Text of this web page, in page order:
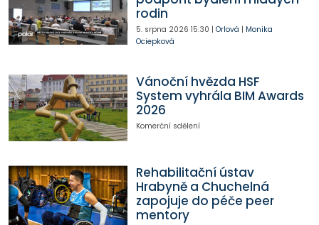
rodin
5. srpna 2026 15:30 | Orlová | Monika
Ociepková
Vánoční hvězda HSF
System vyhrála BIM Awards
2026
Komerční sdělení
Rehabilitační ústav
Hrabyně a Chuchelná
zapojuje do péče peer
mentory